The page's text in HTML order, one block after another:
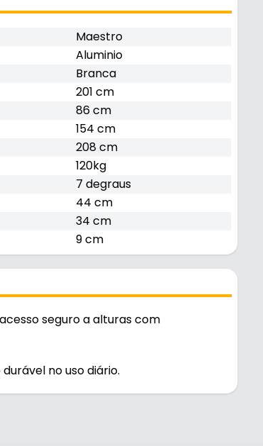
Maestro
Aluminio
Branca
201 cm
86 cm
154 cm
208 cm
120kg
7 degraus
44 cm
34 cm
9 cm
seguro a alturas com
no uso diário.